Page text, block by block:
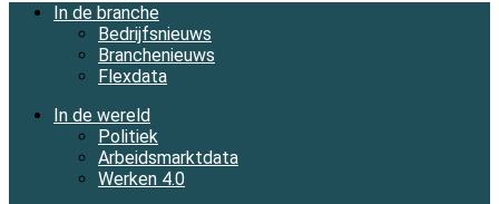
In de branche
Bedrijfsnieuws
Branchenieuws
Flexdata
In de wereld
Politiek
Arbeidsmarktdata
Werken 4.0